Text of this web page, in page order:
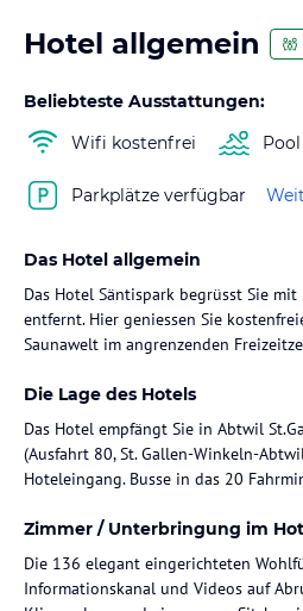
Hotel allgemein
Beliebteste Ausstattungen:
Wifi kostenfrei
Parkplätze verfügbar
Das Hotel allgemein
Das Hotel Säntispark begrüsst Sie
entfernt. Hier geniessen Sie
Saunawelt im angrenzenden
Die Lage des Hotels
Das Hotel empfängt Sie in Abtwil
(Ausfahrt 80, St. Gallen-Winkeln-
Hoteleingang. Busse in das 20
Zimmer / Unterbringung im
Die 136 elegant eingerichteten
Informationskanal und Videos auf